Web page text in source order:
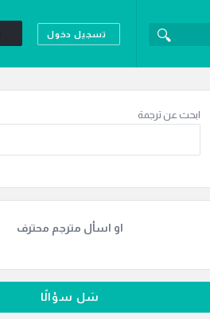
تسجيل دخول
الجانبية
ابحث عن ترجمة
او اسأل مترجم محترف
سَل سؤالًا